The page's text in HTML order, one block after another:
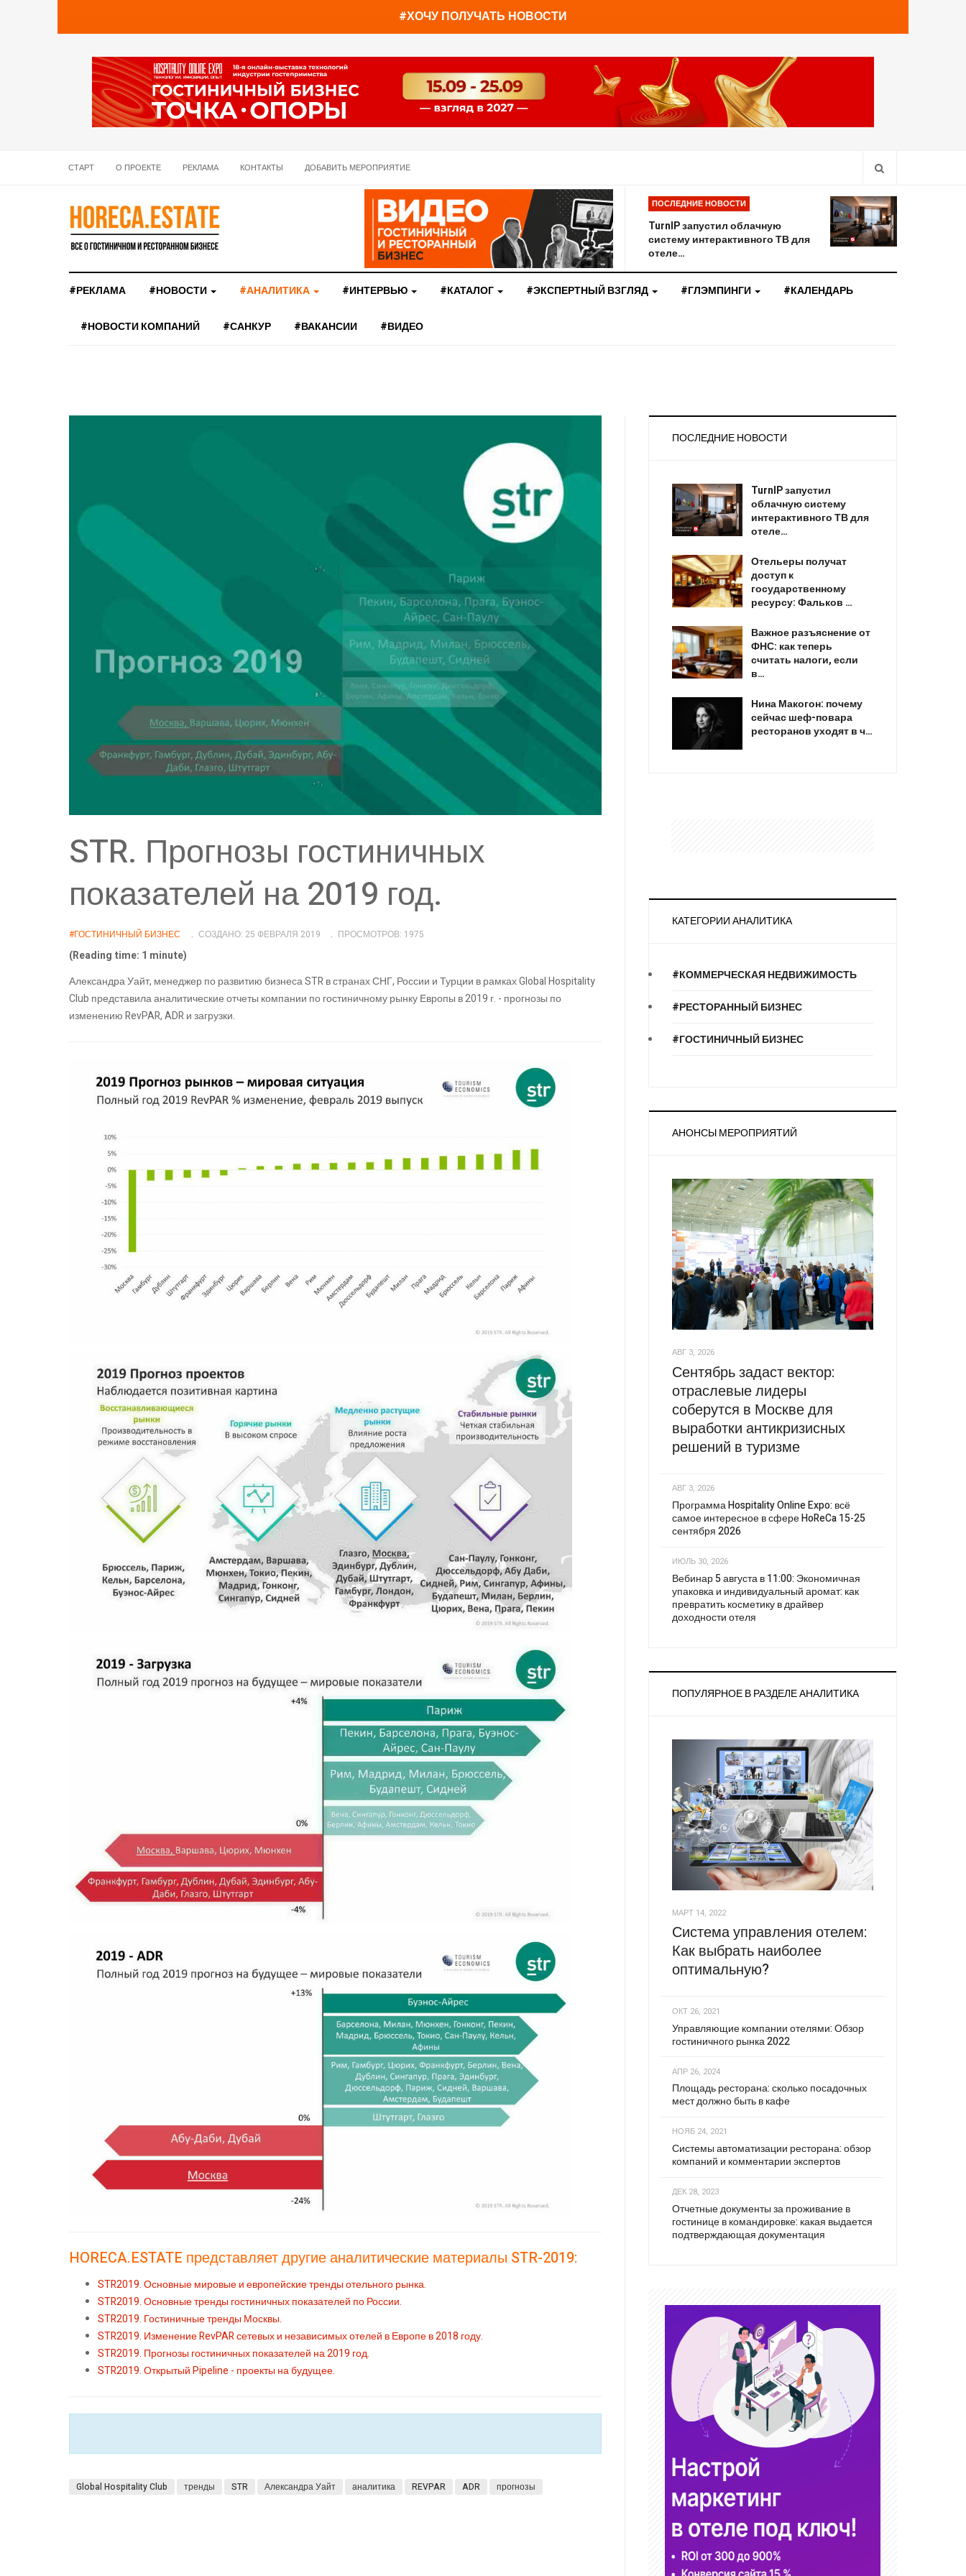
#ХОЧУ ПОЛУЧАТЬ НОВОСТИ
СТАРТ О ПРОЕКТЕ РЕКЛАМА КОНТАКТЫ ДОБАВИТЬ МЕРОПРИЯТИЕ
ПОСЛЕДНИЕ НОВОСТИ
TurnIP запустил облачную
систему интерактивного ТВ для
отеле…
#РЕКЛАМА #НОВОСТИ #АНАЛИТИКА #ИНТЕРВЬЮ #КАТАЛОГ #ЭКСПЕРТНЫЙ ВЗГЛЯД #ГЛЭМПИНГИ #КАЛЕНДАРЬ
#НОВОСТИ КОМПАНИЙ #САНКУР #ВАКАНСИИ #ВИДЕО
STR. Прогнозы гостиничных
показателей на 2019 год.
#ГОСТИНИЧНЫЙ БИЗНЕС СОЗДАНО: 25 ФЕВРАЛЯ 2019 ПРОСМОТРОВ: 1975
(Reading time: 1 minute)
Александра Уайт, менеджер по развитию бизнеса STR в странах СНГ, России и Турции в рамках Global Hospitality
Club представила аналитические отчеты компании по гостиничному рынку Европы в 2019 г. - прогнозы по
изменению RevPAR, ADR и загрузки.
HORECA.ESTATE представляет другие аналитические материалы STR-2019:
STR2019. Основные мировые и европейские тренды отельного рынка.
STR2019. Основные тренды гостиничных показателей по России.
STR2019. Гостиничные тренды Москвы.
STR2019. Изменение RevPAR сетевых и независимых отелей в Европе в 2018 году.
STR2019. Прогнозы гостиничных показателей на 2019 год.
STR2019. Открытый Pipeline - проекты на будущее.
Global Hospitality Club тренды STR Александра Уайт аналитика REVPAR ADR прогнозы
ПОСЛЕДНИЕ НОВОСТИ
TurnIP запустил
облачную систему
интерактивного ТВ для
отеле…
Отельеры получат
доступ к
государственному
ресурсу: Фальков …
Важное разъяснение от
ФНС: как теперь
считать налоги, если
в…
Нина Макогон: почему
сейчас шеф-повара
ресторанов уходят в ч…
КАТЕГОРИИ АНАЛИТИКА
#КОММЕРЧЕСКАЯ НЕДВИЖИМОСТЬ
#РЕСТОРАННЫЙ БИЗНЕС
#ГОСТИНИЧНЫЙ БИЗНЕС
АНОНСЫ МЕРОПРИЯТИЙ
АВГ 3, 2026
Сентябрь задаст вектор:
отраслевые лидеры
соберутся в Москве для
выработки антикризисных
решений в туризме
АВГ 3, 2026
Программа Hospitality Online Expo: всё
самое интересное в сфере HoReCa 15-25
сентября 2026
ИЮЛЬ 30, 2026
Вебинар 5 августа в 11:00: Экономичная
упаковка и индивидуальный аромат: как
превратить косметику в драйвер
доходности отеля
ПОПУЛЯРНОЕ В РАЗДЕЛЕ АНАЛИТИКА
МАРТ 14, 2022
Система управления отелем:
Как выбрать наиболее
оптимальную?
ОКТ 26, 2021
Управляющие компании отелями: Обзор
гостиничного рынка 2022
АПР 26, 2024
Площадь ресторана: сколько посадочных
мест должно быть в кафе
НОЯБ 24, 2021
Системы автоматизации ресторана: обзор
компаний и комментарии экспертов
ДЕК 28, 2023
Отчетные документы за проживание в
гостинице в командировке: какая выдается
подтверждающая документация